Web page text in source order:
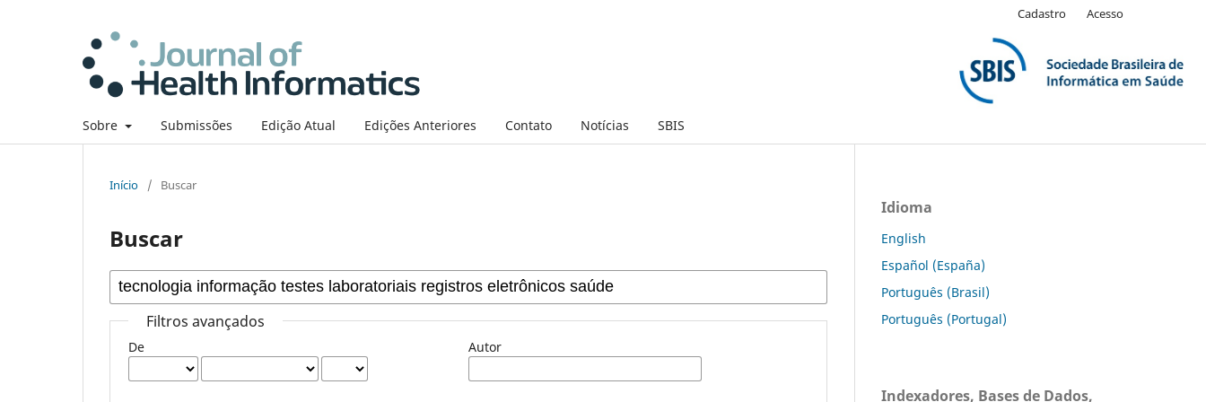
Sobre Submissões Edição Atual Edições Anteriores Contato Notícias SBIS
Cadastro Acesso
Início / Buscar
Buscar
Filtros avançados
De Autor
Idioma
English
Español (España)
Português (Brasil)
Português (Portugal)
Indexadores, Bases de Dados,